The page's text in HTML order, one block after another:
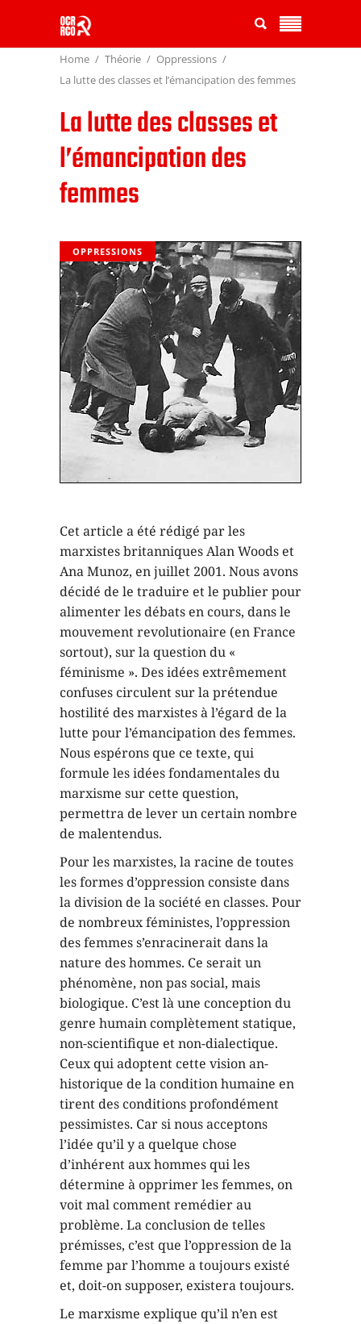
Home Théorie
Oppressions
La lutte des classes et l’émancipation des femmes
La lutte des classes et
l’émancipation des
femmes
OPPRESSIONS
Cet article a été rédigé par les
marxistes britanniques Alan Woods et
Ana Munoz, en juillet 2001. Nous avons
décidé de le traduire et le publier pour
alimenter les débats en cours, dans le
mouvement revolutionaire (en France
sortout), sur la question du «
féminisme ». Des idées extrêmement
confuses circulent sur la prétendue
hostilité des marxistes à l’égard de la
lutte pour l’émancipation des femmes.
Nous espérons que ce texte, qui
formule les idées fondamentales du
marxisme sur cette question,
permettra de lever un certain nombre
de malentendus.
Pour les marxistes, la racine de toutes
les formes d’oppression consiste dans
la division de la société en classes. Pour
de nombreux féministes, l’oppression
des femmes s’enracinerait dans la
nature des hommes. Ce serait un
phénomène, non pas social, mais
biologique. C’est là une conception du
genre humain complètement statique,
non-scientifique et non-dialectique.
Ceux qui adoptent cette vision an-
historique de la condition humaine en
tirent des conditions profondément
pessimistes. Car si nous acceptons
l’idée qu’il y a quelque chose
d’inhérent aux hommes qui les
détermine à opprimer les femmes, on
voit mal comment remédier au
problème. La conclusion de telles
prémisses, c’est que l’oppression de la
femme par l’homme a toujours existé
et, doit-on supposer, existera toujours.
Le marxisme explique qu’il n’en est